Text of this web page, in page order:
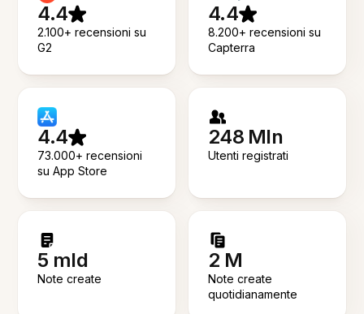
4.4
2.100+ recensioni su
G2
4.4
8.200+ recensioni su
Capterra
4.4
73.000+ recensioni
su App Store
248 Mln
Utenti registrati
5 mld
Note create
2 M
Note create
quotidianamente